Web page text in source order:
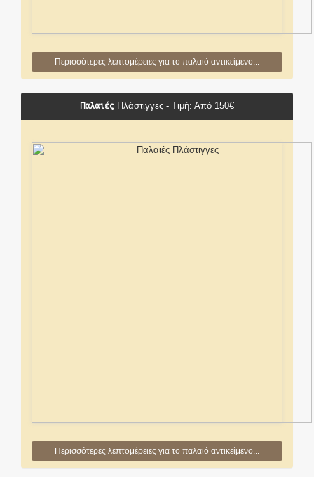
Περισσότερες λεπτομέρειες για το παλαιό αντικείμενο...
Παλαιές Πλάστιγγες - Τιμή: Από 150€
Περισσότερες λεπτομέρειες για το παλαιό αντικείμενο...